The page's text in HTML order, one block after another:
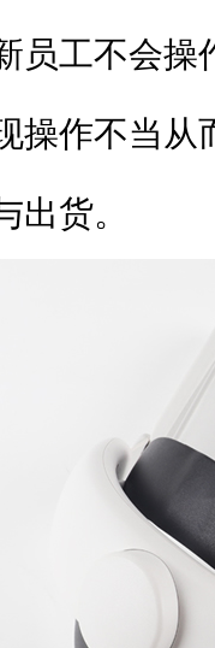
员工不会操
操作不当从
出货。